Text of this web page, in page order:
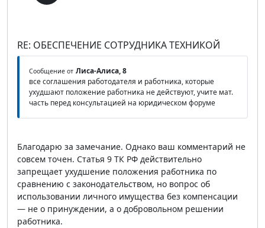
RE: ОБЕСПЕЧЕНИЕ СОТРУДНИКА ТЕХНИКОЙ
Сообщение от Лиса-Алиса, 8
все соглашения работодателя и работника, которые
ухудшают положение работника не действуют, учите мат.
часть перед консультацией на юридическом форуме
Благодарю за замечание. Однако ваш комментарий не
совсем точен. Статья 9 ТК РФ действительно
запрещает ухудшение положения работника по
сравнению с законодательством, но вопрос об
использовании личного имущества без компенсации
— не о принуждении, а о добровольном решении
работника.